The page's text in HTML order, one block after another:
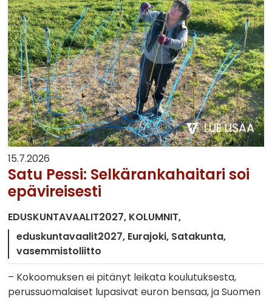
LUE LISÄÄ
15.7.2026
Satu Pessi: Selkärankahaitari soi
epävireisesti
EDUSKUNTAVAALIT2027 KOLUMNIT
eduskuntavaalit2027 Eurajoki Satakunta
vasemmistoliitto
– Kokoomuksen ei pitänyt leikata koulutuksesta,
perussuomalaiset lupasivat euron bensaa, ja Suomen